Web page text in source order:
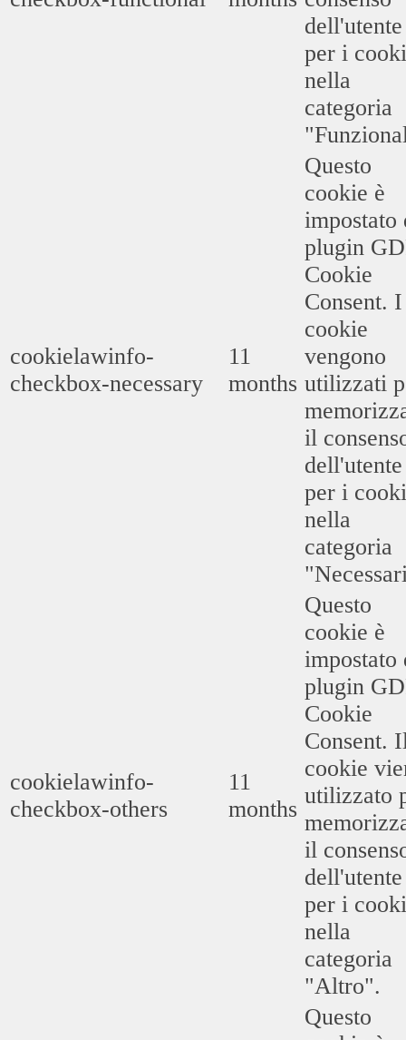
dell'utente
per i
nella
categoria
cookielawinfo-
checkbox-necessary
11
months
Questo
cookie è
impostato
plugin
Cookie
Consent. I
cookie
vengono
utilizzati
il
dell'utente
per i
nella
categoria
cookielawinfo-
checkbox-others
11
months
Questo
cookie è
impostato
plugin
Cookie
Consent.
cookie
utilizzato
il
dell'utente
per i
nella
categoria
"Altro".
Questo